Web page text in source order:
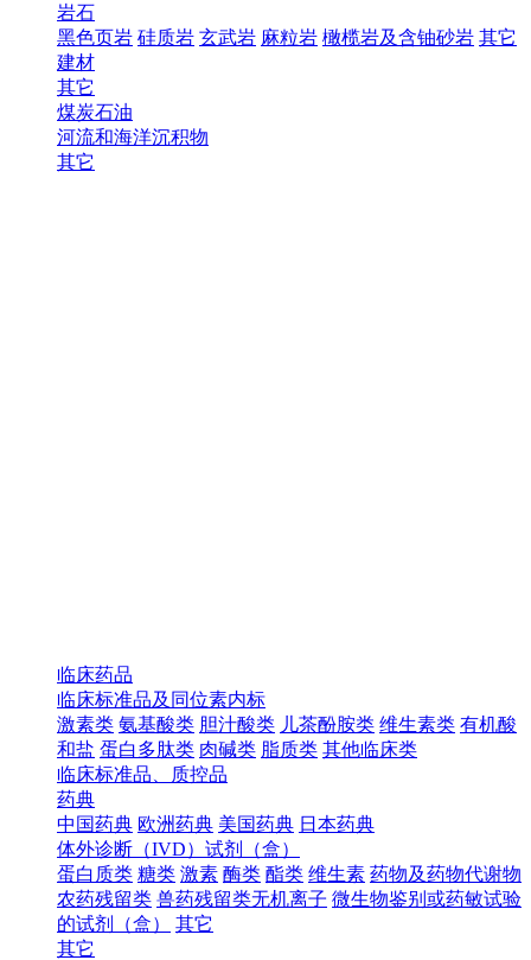
岩石
黑色页岩 硅质岩 玄武岩 麻粒岩 橄榄岩及含铀砂岩 其它
建材
其它
煤炭石油
河流和海洋沉积物
其它
临床药品
临床标准品及同位素内标
激素类 氨基酸类 胆汁酸类 儿茶酚胺类 维生素类 有机酸
和盐 蛋白多肽类 肉碱类 脂质类 其他临床类
临床标准品、质控品
药典
中国药典 欧洲药典 美国药典 日本药典
体外诊断（IVD）试剂（盒）
蛋白质类 糖类 激素 酶类 酯类 维生素 药物及药物代谢物
农药残留类 兽药残留类无机离子 微生物鉴别或药敏试验
的试剂（盒）
其它
其它